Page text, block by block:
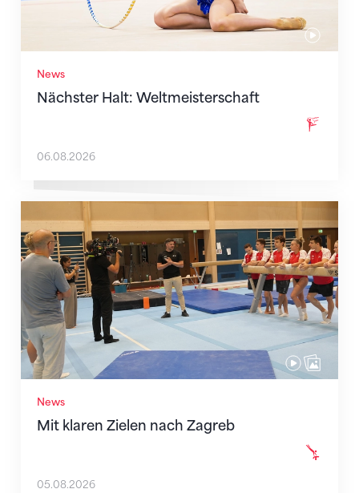
News
Nächster Halt: Weltmeisterschaft
06.08.2026
News
Mit klaren Zielen nach Zagreb
Mit klaren Zielen nach Zagreb
05.08.2026